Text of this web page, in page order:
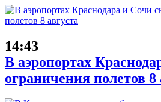
14:43
В аэропортах
ограничения полетов 8